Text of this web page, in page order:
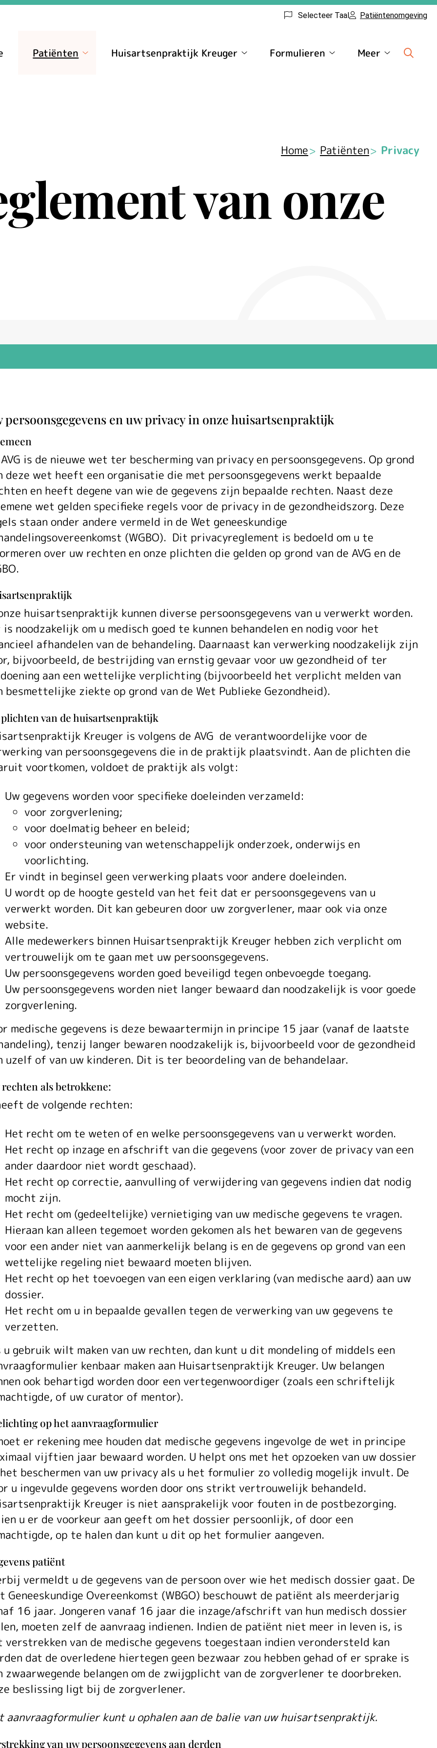
Selecteer Taal Patiëntenomgeving
Patiënten Huisartsenpraktijk Kreuger Formulieren Meer
Home Patiënten Privacy
van onze
persoonsgegevens en uw privacy in onze huisartsenpraktijk
is de nieuwe wet ter bescherming van privacy en persoonsgegevens. Op grond
deze wet heeft een organisatie die met persoonsgegevens werkt bepaalde
en heeft degene van wie de gegevens zijn bepaalde rechten. Naast deze
wet gelden specifieke regels voor de privacy in de gezondheidszorg. Deze
staan onder andere vermeld in de Wet geneeskundige
(WGBO). Dit privacyreglement is bedoeld om u te
over uw rechten en onze plichten die gelden op grond van de AVG en de
huisartsenpraktijk kunnen diverse persoonsgegevens van u verwerkt worden.
noodzakelijk om u medisch goed te kunnen behandelen en nodig voor het
afhandelen van de behandeling. Daarnaast kan verwerking noodzakelijk zijn
bijvoorbeeld, de bestrijding van ernstig gevaar voor uw gezondheid of ter
aan een wettelijke verplichting (bijvoorbeeld het verplicht melden van
besmettelijke ziekte op grond van de Wet Publieke Gezondheid).
van de huisartsenpraktijk
Kreuger is volgens de AVG de verantwoordelijke voor de
van persoonsgegevens die in de praktijk plaatsvindt. Aan de plichten die
voortkomen, voldoet de praktijk als volgt:
Uw gegevens worden voor specifieke doeleinden verzameld:
voor zorgverlening;
voor doelmatig beheer en beleid;
voor ondersteuning van wetenschappelijk onderzoek, onderwijs en
voorlichting.
Er vindt in beginsel geen verwerking plaats voor andere doeleinden.
U wordt op de hoogte gesteld van het feit dat er persoonsgegevens van u
verwerkt worden. Dit kan gebeuren door uw zorgverlener, maar ook via onze
website.
Alle medewerkers binnen Huisartsenpraktijk Kreuger hebben zich verplicht om
vertrouwelijk om te gaan met uw persoonsgegevens.
Uw persoonsgegevens worden goed beveiligd tegen onbevoegde toegang.
Uw persoonsgegevens worden niet langer bewaard dan noodzakelijk is voor goede
zorgverlening.
medische gegevens is deze bewaartermijn in principe 15 jaar (vanaf de laatste
tenzij langer bewaren noodzakelijk is, bijvoorbeeld voor de gezondheid
uzelf of van uw kinderen. Dit is ter beoordeling van de behandelaar.
rechten als betrokkene:
de volgende rechten:
Het recht om te weten of en welke persoonsgegevens van u verwerkt worden.
Het recht op inzage en afschrift van die gegevens (voor zover de privacy van een
ander daardoor niet wordt geschaad).
Het recht op correctie, aanvulling of verwijdering van gegevens indien dat nodig
mocht zijn.
Het recht om (gedeeltelijke) vernietiging van uw medische gegevens te vragen.
Hieraan kan alleen tegemoet worden gekomen als het bewaren van de gegevens
voor een ander niet van aanmerkelijk belang is en de gegevens op grond van een
wettelijke regeling niet bewaard moeten blijven.
Het recht op het toevoegen van een eigen verklaring (van medische aard) aan uw
dossier.
Het recht om u in bepaalde gevallen tegen de verwerking van uw gegevens te
verzetten.
u gebruik wilt maken van uw rechten, dan kunt u dit mondeling of middels een
kenbaar maken aan Huisartsenpraktijk Kreuger. Uw belangen
ook behartigd worden door een vertegenwoordiger (zoals een schriftelijk
of uw curator of mentor).
op het aanvraagformulier
er rekening mee houden dat medische gegevens ingevolge de wet in principe
vijftien jaar bewaard worden. U helpt ons met het opzoeken van uw dossier
beschermen van uw privacy als u het formulier zo volledig mogelijk invult. De
u ingevulde gegevens worden door ons strikt vertrouwelijk behandeld.
Kreuger is niet aansprakelijk voor fouten in de postbezorging.
u er de voorkeur aan geeft om het dossier persoonlijk, of door een
op te halen dan kunt u dit op het formulier aangeven.
patiënt
vermeldt u de gegevens van de persoon over wie het medisch dossier gaat. De
Geneeskundige Overeenkomst (WBGO) beschouwt de patiënt als meerderjarig
16 jaar. Jongeren vanaf 16 jaar die inzage/afschrift van hun medisch dossier
moeten zelf de aanvraag indienen. Indien de patiënt niet meer in leven is, is
verstrekken van de medische gegevens toegestaan indien verondersteld kan
dat de overledene hiertegen geen bezwaar zou hebben gehad of er sprake is
zwaarwegende belangen om de zwijgplicht van de zorgverlener te doorbreken.
beslissing ligt bij de zorgverlener.
aanvraagformulier kunt u ophalen aan de balie van uw huisartsenpraktijk.
van uw persoonsgegevens aan derden